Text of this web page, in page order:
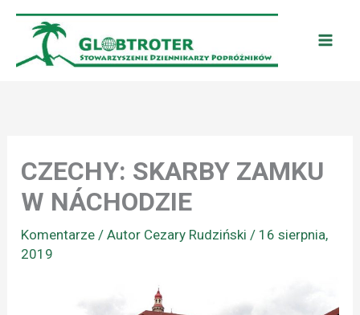
Przejdź
treści
CZECHY: SKARBY ZAMKU
W NÁCHODZIE
Komentarze / Autor Cezary Rudziński/ 16 sierpnia,
2019